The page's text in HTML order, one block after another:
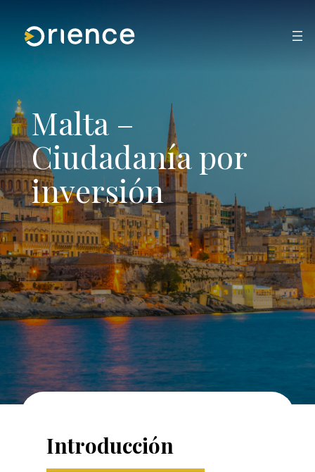
contenido
Malta –
Ciudadanía por
inversión
Introducción